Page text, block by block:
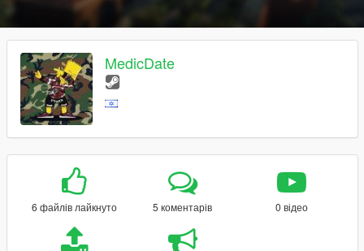
MedicDate
6 файлів лайкнуто 5 коментарів 0 відео